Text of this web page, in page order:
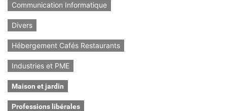
Communication Informatique
Divers
Hébergement Cafés Restaurants
Industries et PME
Maison et jardin
Professions libérales